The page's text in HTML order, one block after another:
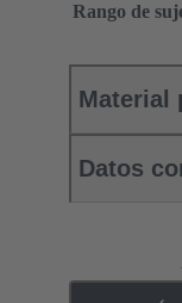
Rango de
Material
Datos